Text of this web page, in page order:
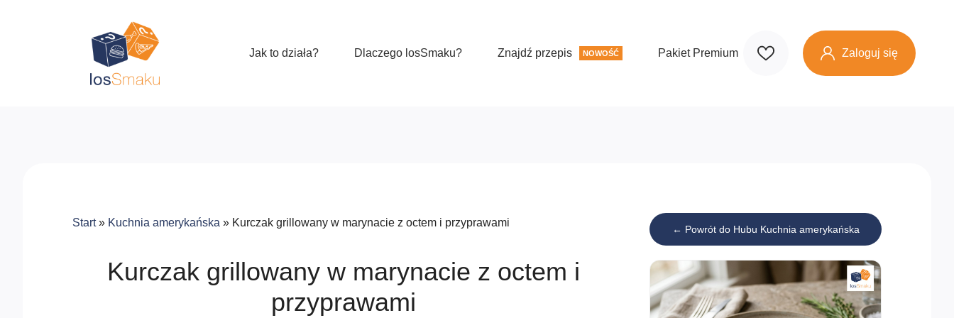
Jak to działa? Dlaczego losSmaku? Znajdź przepis NOWOŚĆ Pakiet Premium Zaloguj się
Start» Kuchnia amerykańska » Kurczak grillowany w marynacie z octem i przyprawami
Kurczak grillowany w marynacie z octem i
przyprawami
← Powrót do Hubu Kuchnia amerykańska